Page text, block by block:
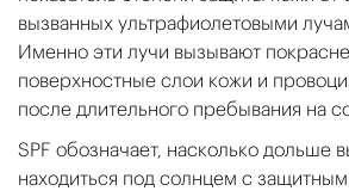
вызванных ультрафиолетовыми
Именно эти лучи вызывают
поверхностные слои кожи и
после длительного пребывания на
SPF обозначает, насколько дольше
находиться под солнцем с